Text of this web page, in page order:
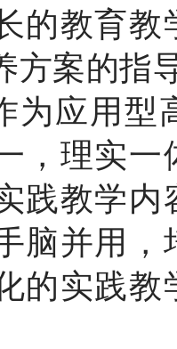
的教育教
方案的指
为应用型
，理实
践教学
脑并用
的实践